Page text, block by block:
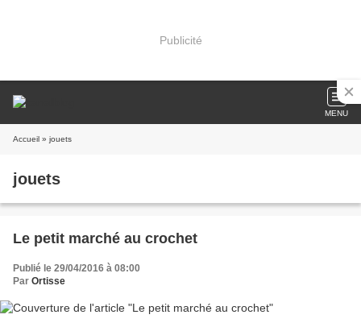
Publicité
MENU
Accueil » jouets
jouets
Le petit marché au crochet
Publié le 29/04/2016 à 08:00
Par Ortisse